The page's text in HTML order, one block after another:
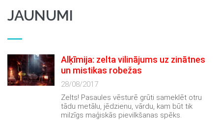
JAUNUMI
Alķīmija: zelta vilinājums uz zinātnes
un mistikas robežas
28/08/2017
Zelts! Pasaules vēsturē grūti sameklēt otru
tādu metālu, jēdzienu, vārdu, kam būt tik
milzīgs maģiskās pievilkšanas spēks.